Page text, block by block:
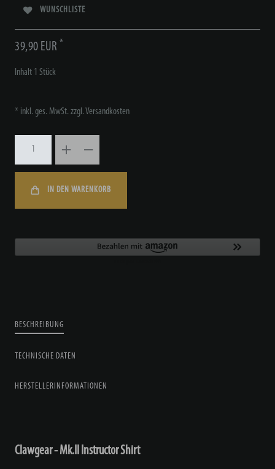
WUNSCHLISTE
39,90 EUR *
Inhalt 1 Stück
* inkl. ges. MwSt. zzgl.Versandkosten
IN DEN WARENKORB
BESCHREIBUNG
TECHNISCHE DATEN
HERSTELLERINFORMATIONEN
Clawgear - Mk.II Instructor Shirt